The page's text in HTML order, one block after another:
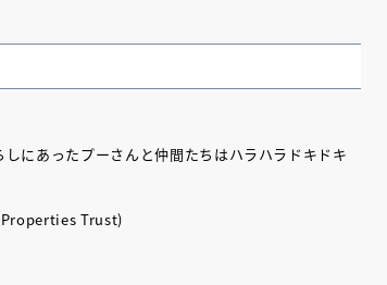
にあったプーさんと仲間たちはハラハラドキドキ
Trust)